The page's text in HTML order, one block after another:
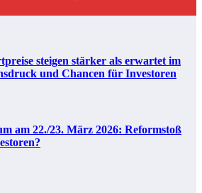
steigen stärker als erwartet im
und Chancen für Investoren
am 22./23. März 2026: Reformstoß